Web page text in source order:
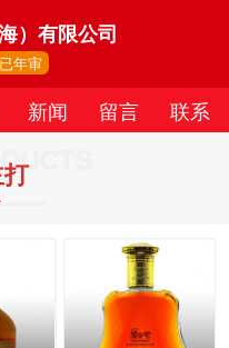
）有限公司
已年审
新闻 留言 联系